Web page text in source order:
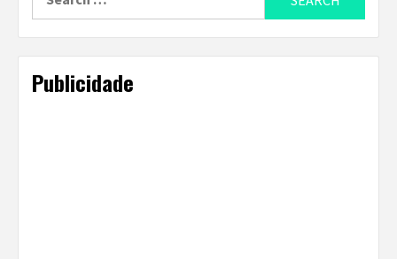
Publicidade